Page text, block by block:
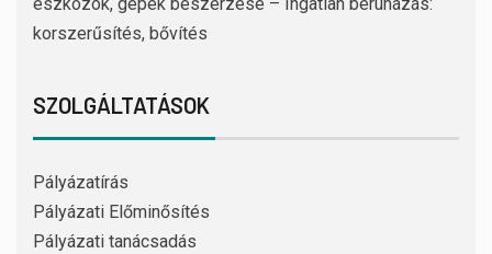
korszerűsítés, bővítés
SZOLGÁLTATÁSOK
Pályázatírás
Pályázati Előminősítés
Pályázati tanácsadás